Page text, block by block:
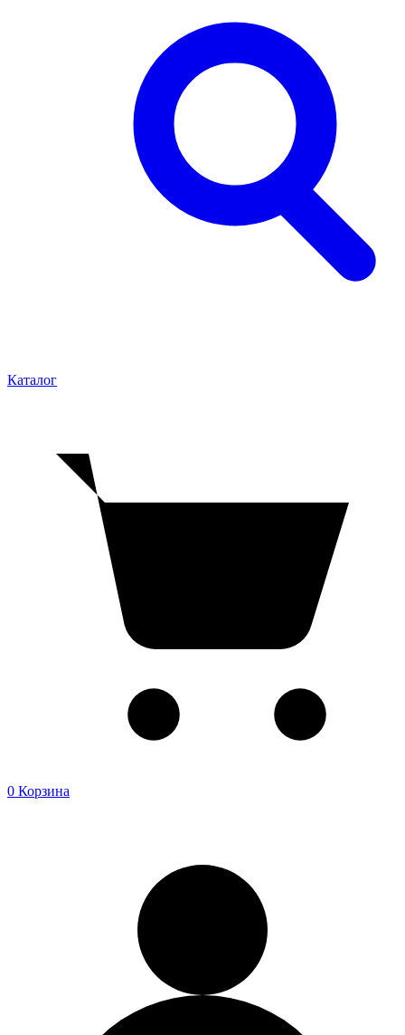
Каталог
0 Корзина